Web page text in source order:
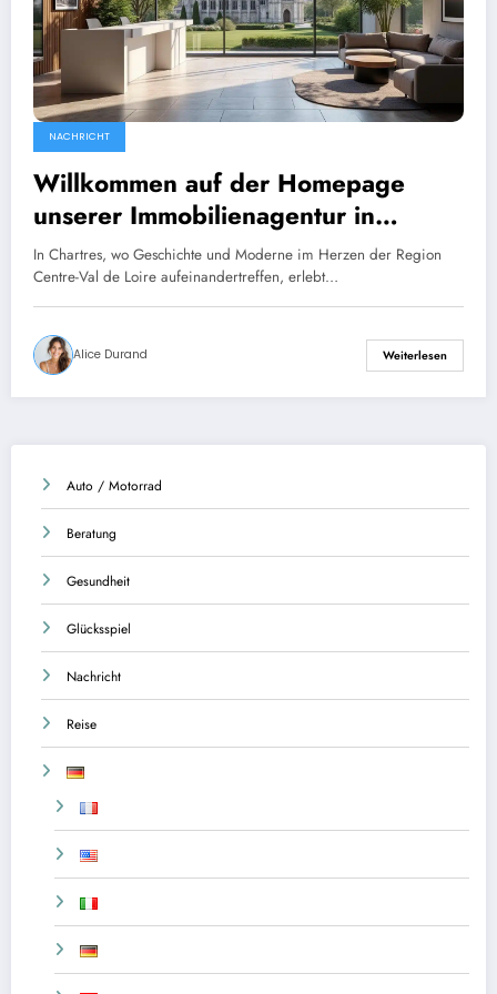
NACHRICHT
Willkommen auf der Homepage
unserer Immobilienagentur in
Chartres.
In Chartres, wo Geschichte und Moderne im Herzen der Region
Centre-Val de Loire aufeinandertreffen, erlebt…
Alice Durand Weiterlesen
Auto / Motorrad
Beratung
Gesundheit
Glücksspiel
Nachricht
Reise